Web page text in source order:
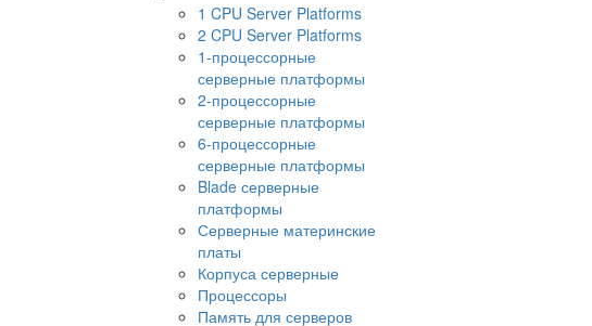
1 CPU Server Platforms
2 CPU Server Platforms
1-процессорные
серверные платформы
2-процессорные
серверные платформы
6-процессорные
серверные платформы
Blade серверные
платформы
Серверные материнские
платы
Корпуса серверные
Процессоры
Память для серверов